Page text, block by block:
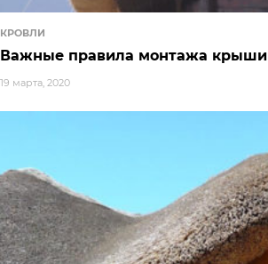
КРОВЛИ
Важные правила монтажа
19 марта, 2020